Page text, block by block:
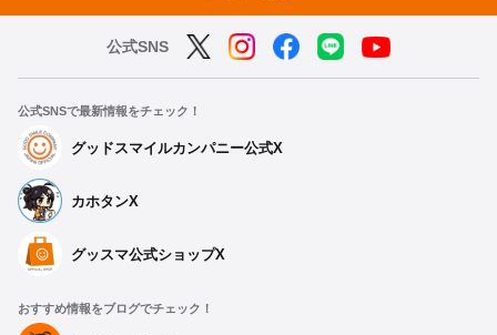
公式SNS
公式SNSで最新情報をチェック！
グッドスマイルカンパニー公式X
カホタンX
グッスマ公式ショップX
おすすめ情報をブログでチェック！